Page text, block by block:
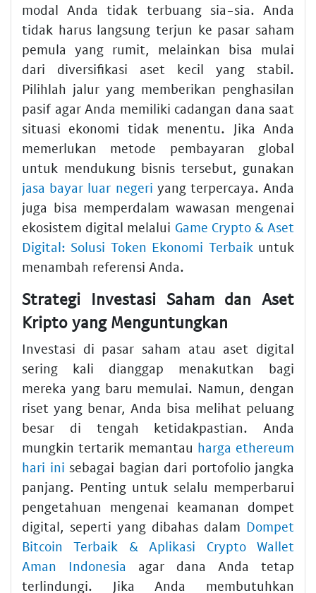
modal Anda tidak terbuang sia-sia. Anda
tidak harus langsung terjun ke pasar saham
pemula yang rumit, melainkan bisa mulai
dari diversifikasi aset kecil yang stabil.
Pilihlah jalur yang memberikan penghasilan
pasif agar Anda memiliki cadangan dana saat
situasi ekonomi tidak menentu. Jika Anda
memerlukan metode pembayaran global
untuk mendukung bisnis tersebut, gunakan
jasa bayar luar negeri yang terpercaya. Anda
juga bisa memperdalam wawasan mengenai
ekosistem digital melalui Game Crypto & Aset
Digital: Solusi Token Ekonomi Terbaikuntuk
menambah referensi Anda.
Strategi Investasi Saham dan Aset
Kripto yang Menguntungkan
Investasi di pasar saham atau aset digital
sering kali dianggap menakutkan bagi
mereka yang baru memulai. Namun, dengan
riset yang benar, Anda bisa melihat peluang
besar di tengah ketidakpastian. Anda
mungkin tertarik memantau harga ethereum
hari ini sebagai bagian dari portofolio jangka
panjang. Penting untuk selalu memperbarui
pengetahuan mengenai keamanan dompet
digital, seperti yang dibahas dalam Dompet
Bitcoin Terbaik & Aplikasi Crypto Wallet
Aman Indonesia agar dana Anda tetap
terlindungi. Jika Anda membutuhkan